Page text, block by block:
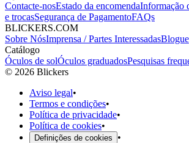
Contacte-nosEstado da encomendaInformação
e trocasSegurança de PagamentoFAQs
BLICKERS.COM
Sobre NósImprensa / Partes InteressadasBlogue
Catálogo
Óculos de solÓculos graduadosPesquisas
© 2026 Blickers
Aviso legal•
Termos e condições•
Política de privacidade•
Política de cookies•
Definições de cookies
•